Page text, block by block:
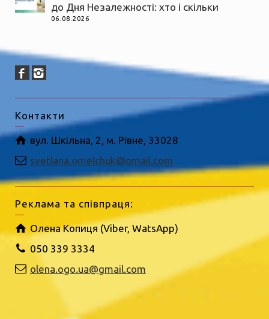
до Дня Незалежності: хто і скільки
06.08.2026
Контакти
вул. Шкільна, 2, м. Рівне, 33028
svetlana.omelchuk@gmail.com
Реклама та співпраця:
Олена Копиця (Viber, WatsApp)
050 339 3334
olena.ogo.ua@gmail.com